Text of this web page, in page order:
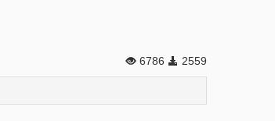
6786 2559